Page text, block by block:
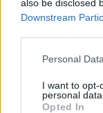
also be disclosed
Downstream
Personal
I want to opt-
personal data.
Opted In
voras“